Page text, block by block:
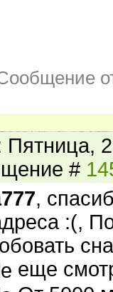
Пятница,
#
,
:(,
еще